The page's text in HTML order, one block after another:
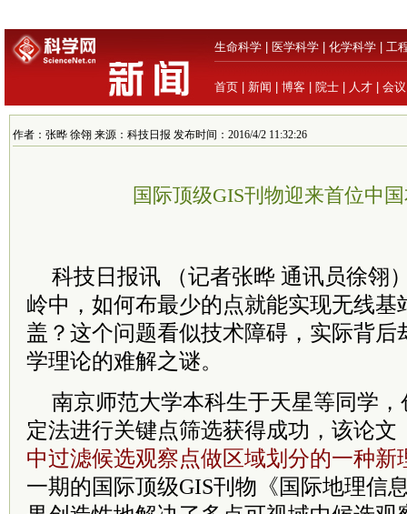
生命科学 医学科学 化学科学 工
首页 新闻 博客 院士 人才 会议
作者：张晔 徐翎 来源：科技日报 发布时间：2016/4/2 11:32:26
国际顶级GIS刊物迎来首位中
科技日报讯 （记者张晔 通讯员徐翎
岭中，如何布最少的点就能实现无线基
盖？这个问题看似技术障碍，实际背后
学理论的难解之谜。
南京师范大学本科生于天星等同学
定法进行关键点筛选获得成功，该论文
中过滤候选观察点做区域划分的一种新
一期的国际顶级GIS刊物《国际地理信